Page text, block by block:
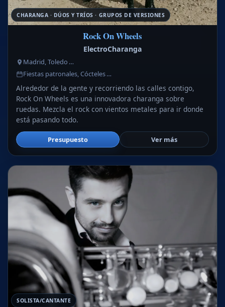
CHARANGA · DÚOS Y TRÍOS · GRUPOS DE VERSIONES
Rock On Wheels
ElectroCharanga
Madrid, Toledo …
Fiestas patronales, Cócteles …
Alrededor de la gente y recorriendo las calles contigo,
Rock On Wheels es una innovadora charanga sobre
ruedas. Mezcla el rock con vientos metales para ir donde
está pasando todo.
Presupuesto Ver más
SOLISTA/CANTANTE